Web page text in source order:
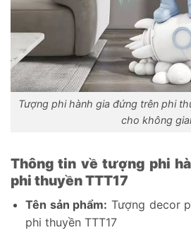
Tượng phi hành gia đứng trên phi
cho không
Thông tin về tượng phi
phi thuyền TTT17
Tên sản phẩm: Tượng decor
phi thuyền TTT17